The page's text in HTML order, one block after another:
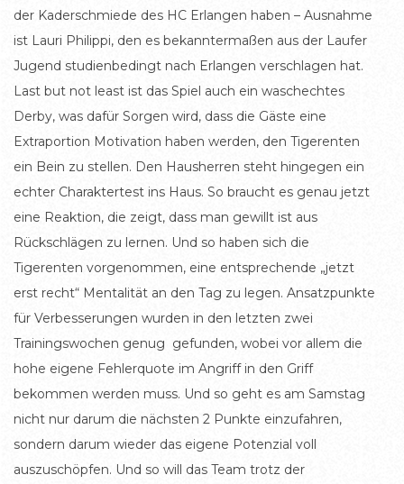
der Kaderschmiede des HC Erlangen haben – Ausnahme
ist Lauri Philippi, den es bekanntermaßen aus der Laufer
Jugend studienbedingt nach Erlangen verschlagen hat.
Last but not least ist das Spiel auch ein waschechtes
Derby, was dafür Sorgen wird, dass die Gäste eine
Extraportion Motivation haben werden, den Tigerenten
ein Bein zu stellen. Den Hausherren steht hingegen ein
echter Charaktertest ins Haus. So braucht es genau jetzt
eine Reaktion, die zeigt, dass man gewillt ist aus
Rückschlägen zu lernen. Und so haben sich die
Tigerenten vorgenommen, eine entsprechende „jetzt
erst recht“ Mentalität an den Tag zu legen. Ansatzpunkte
für Verbesserungen wurden in den letzten zwei
Trainingswochen genug gefunden, wobei vor allem die
hohe eigene Fehlerquote im Angriff in den Griff
bekommen werden muss. Und so geht es am Samstag
nicht nur darum die nächsten 2 Punkte einzufahren,
sondern darum wieder das eigene Potenzial voll
auszuschöpfen. Und so will das Team trotz der